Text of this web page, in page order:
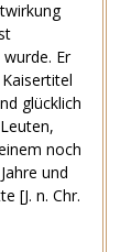
Er
glücklich
noch
und
[J. n. Chr.